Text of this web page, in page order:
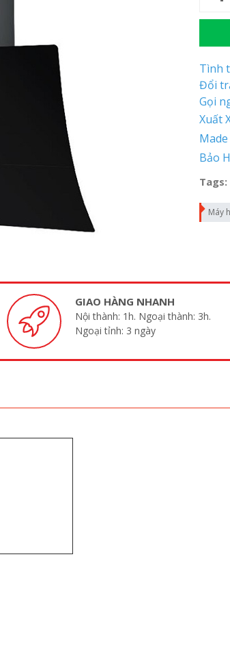
Tình
Đổi
Gọi
Xuất
Bảo
Tags:
Máy
GIAO HÀNG NHANH
Nội thành: 1h. Ngoại thành: 3h.
Ngoại tỉnh: 3 ngày